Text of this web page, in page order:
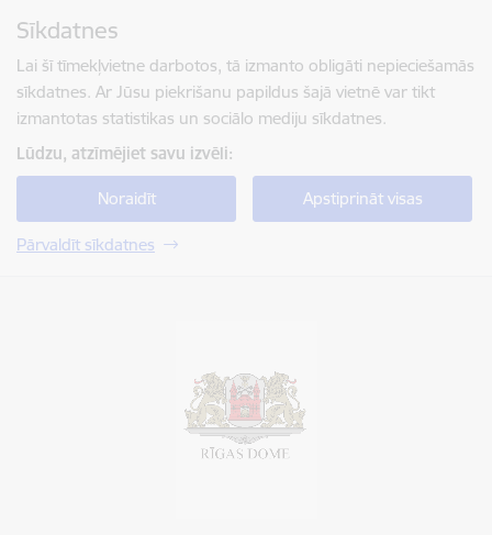
Sīkdatnes
Lai šī tīmekļvietne darbotos, tā izmanto obligāti nepieciešamās
sīkdatnes. Ar Jūsu piekrišanu papildus šajā vietnē var tikt
izmantotas statistikas un sociālo mediju sīkdatnes.
Lūdzu, atzīmējiet savu izvēli:
Noraidīt Apstiprināt visas
Pārvaldīt sīkdatnes